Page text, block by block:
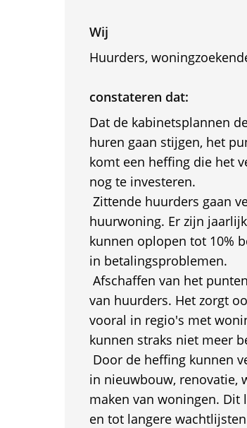
Wij
Huurders,
constateren dat:
Dat de kabinetsplannen
huren gaan stijgen, het
komt een heffing die het
nog te investeren.
 Zittende huurders gaan
huurwoning. Er zijn
kunnen oplopen tot 10%
in betalingsproblemen.
 Afschaffen van het
van huurders. Het zorgt
vooral in regio's met
kunnen straks niet meer
 Door de heffing kunnen
in nieuwbouw, renovatie,
maken van woningen.
en tot langere